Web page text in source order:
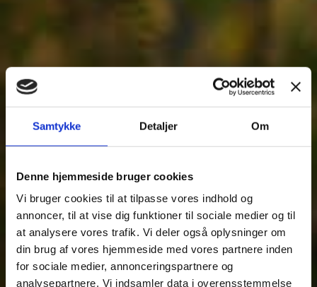
Samtykke Detaljer Om
Denne hjemmeside bruger cookies
Vi bruger cookies til at tilpasse vores indhold og
annoncer, til at vise dig funktioner til sociale medier og til
at analysere vores trafik. Vi deler også oplysninger om
din brug af vores hjemmeside med vores partnere inden
for sociale medier, annonceringspartnere og
analysepartnere. Vi indsamler data i overensstemmelse
Fjern